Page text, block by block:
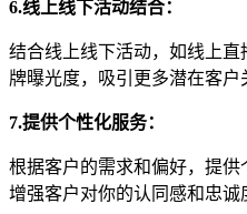
6.线上线下活动结合：
结合线上线下活动，如线上
牌曝光度，吸引更多潜在客户
7.提供个性化服务：
根据客户的需求和偏好，提供
增强客户对你的认同感和忠诚